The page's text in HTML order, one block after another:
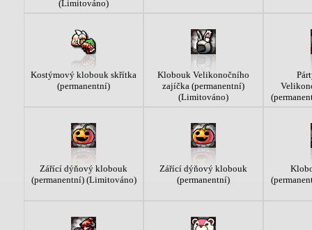
(Limitováno)
Kostýmový klobouk skřítka
(permanentní)
Klobouk Velikonočního
zajíčka (permanentní)
(Limitováno)
Zářící dýňový klobouk
(permanentní) (Limitováno)
Zářící dýňový klobouk
(permanentní)